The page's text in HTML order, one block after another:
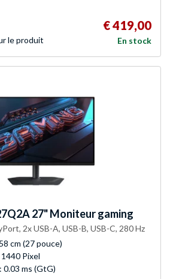
€ 419,00
En stock
le produit
27" Moniteur gaming
2x USB-A, USB-B, USB-C, 280 Hz
cm (27 pouce)
Pixel
0.03 ms (GtG)